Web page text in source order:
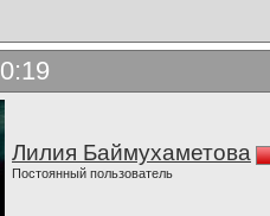
Лилия Баймухаметова
Постоянный пользователь